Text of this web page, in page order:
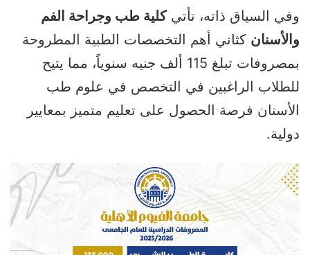
وفي السياق ذاته، تأتيكلية طب وجراحة الفم
والأسنان كثاني أهم التخصصات الطبية المطروحة
بمصروفات تبلغ 115 ألف جنيه سنوياً، مما يتيح
للطلاب الراغبين في التخصص في علوم طب
الأسنان فرصة الحصول على تعليم متميز بمعايير
دولية.